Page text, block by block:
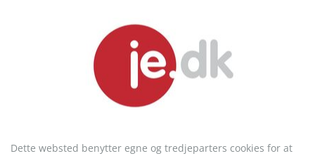
PRISGARANTI
- Vi matcher altid prisen
Dette websted benytter egne og tredjeparters cookies for at